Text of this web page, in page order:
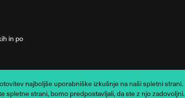
in po
najboljše uporabniške izkušnje na naši spletni strani.
spletne strani, bomo predpostavljali, da ste z njo zadovoljni.